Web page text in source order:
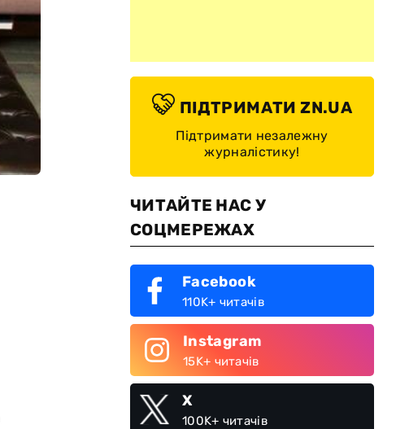
ПІДТРИМАТИ ZN.UA
Підтримати незалежну
журналістику!
ЧИТАЙТЕ НАС У
СОЦМЕРЕЖАХ
Facebook
110K+ читачів
Instagram
15K+ читачів
X
100K+ читачів